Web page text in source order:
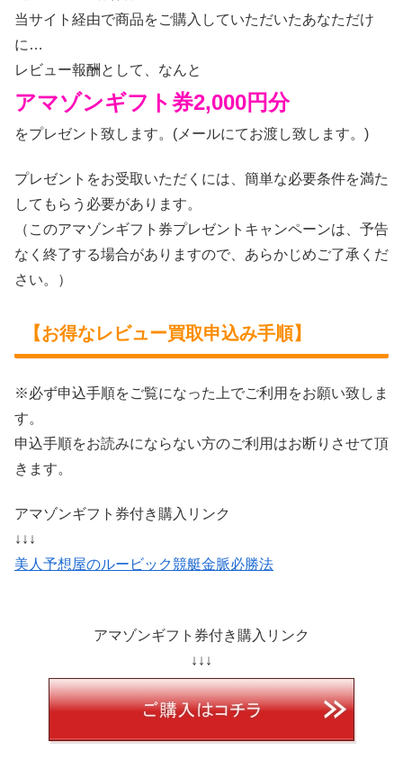
当サイト経由で商品をご購入していただいたあなただけ
に…
レビュー報酬として、なんと
アマゾンギフト券2,000円分
をプレゼント致します。(メールにてお渡し致します。)
プレゼントをお受取いただくには、簡単な必要条件を満た
してもらう必要があります。
（このアマゾンギフト券プレゼントキャンペーンは、予告
なく終了する場合がありますので、あらかじめご了承くだ
さい。）
【お得なレビュー買取申込み手順】
※必ず申込手順をご覧になった上でご利用をお願い致しま
す。
申込手順をお読みにならない方のご利用はお断りさせて頂
きます。
アマゾンギフト券付き購入リンク
↓↓↓
美人予想屋のルービック競艇金脈必勝法
アマゾンギフト券付き購入リンク
↓↓↓